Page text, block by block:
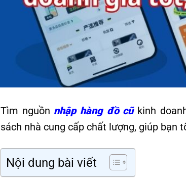
Tìm nguồn nhập hàng đồ cũkinh
sách nhà cung cấp chất lượng, giúp bạn
Nội dung bài viết